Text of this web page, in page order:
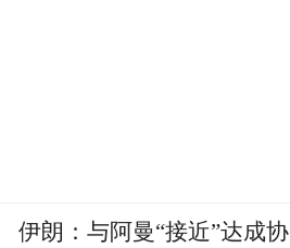
伊朗：与阿曼“接近”达成协